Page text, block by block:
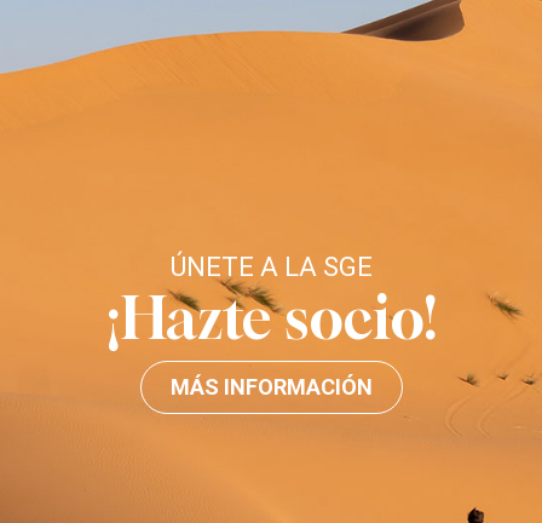
ÚNETE A LA SGE
¡Hazte socio!
MÁS INFORMACIÓN